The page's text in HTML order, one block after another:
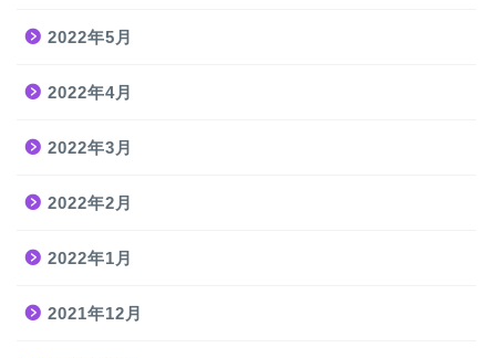
2022年5月
2022年4月
2022年3月
2022年2月
2022年1月
2021年12月